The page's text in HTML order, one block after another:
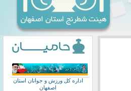
اداره کل ورزش و جوانان استان
اصفهان